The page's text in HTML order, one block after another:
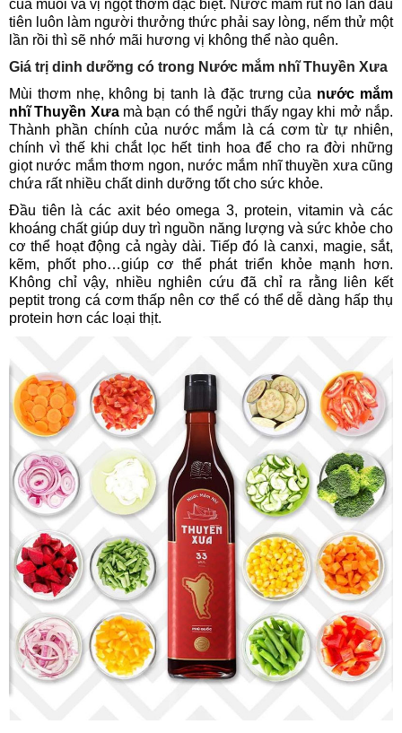
của muối và vị ngọt thơm đặc biệt. Nước mắm rút nỏ lần đầu
tiên luôn làm người thưởng thức phải say lòng, nếm thử một
lần rồi thì sẽ nhớ mãi hương vị không thể nào quên.
Giá trị dinh dưỡng có trong Nước mắm nhĩ Thuyền Xưa
Mùi thơm nhẹ, không bị tanh là đặc trưng của nước mắm
nhĩ Thuyền Xưamà bạn có thể ngửi thấy ngay khi mở nắp.
Thành phần chính của nước mắm là cá cơm từ tự nhiên,
chính vì thế khi chắt lọc hết tinh hoa để cho ra đời những
giọt nước mắm thơm ngon, nước mắm nhĩ thuyền xưa cũng
chứa rất nhiều chất dinh dưỡng tốt cho sức khỏe.
Đầu tiên là các axit béo omega 3, protein, vitamin và các
khoáng chất giúp duy trì nguồn năng lượng và sức khỏe cho
cơ thể hoạt động cả ngày dài. Tiếp đó là canxi, magie, sắt,
kẽm, phốt pho…giúp cơ thể phát triển khỏe mạnh hơn.
Không chỉ vậy, nhiều nghiên cứu đã chỉ ra rằng liên kết
peptit trong cá cơm thấp nên cơ thể có thể dễ dàng hấp thụ
protein hơn các loại thịt.